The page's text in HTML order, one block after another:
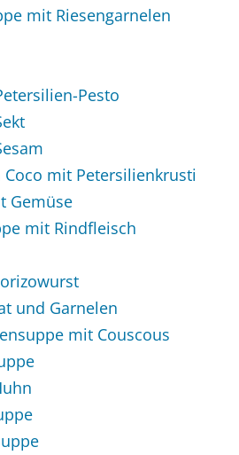
mit Riesengarnelen
Pesto
mit Petersilienkrusti
Gemüse
mit Rindfleisch
und Garnelen
mit Couscous